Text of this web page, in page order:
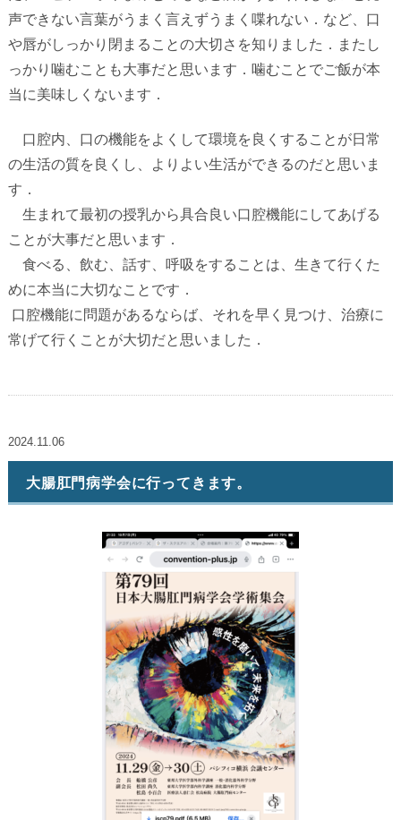
声できない言葉がうまく言えずうまく喋れない．など、口
や唇がしっかり閉まることの大切さを知りました．またし
っかり噛むことも大事だと思います．噛むことでご飯が本
当に美味しくないます．
口腔内、口の機能をよくして環境を良くすることが日常
の生活の質を良くし、よりよい生活ができるのだと思いま
す．
生まれて最初の授乳から具合良い口腔機能にしてあげる
ことが大事だと思います．
食べる、飲む、話す、呼吸をすることは、生きて行くた
めに本当に大切なことです．
口腔機能に問題があるならば、それを早く見つけ、治療に
常げて行くことが大切だと思いました．
2024.11.06
大腸肛門病学会に行ってきます。